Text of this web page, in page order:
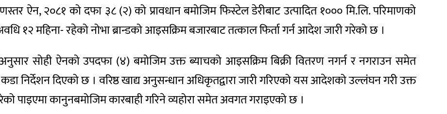
ऐन, २०८१ को दफा ३८ (२) को प्रावधान बमोजिम फिस्टेल डेरीबाट उत्पादित १००० मि.लि. परिमाणको
१२ महिना- रहेको नोभा ब्रान्डको आइसक्रिम बजारबाट तत्काल फिर्ता गर्न आदेश जारी गरेको छ ।
सोही ऐनको उपदफा (४) बमोजिम उक्त ब्याचको आइसक्रिम बिक्री वितरण नगर्न र नगराउन समेत
कडा निर्देशन दिएको छ । वरिष्ठ खाद्य अनुसन्धान अधिकृतद्वारा जारी गरिएको यस आदेशको उल्लंघन गरी उक्त
गरेको पाइएमा कानुनबमोजिम कारबाही गरिने व्यहोरा समेत अवगत गराइएको छ ।